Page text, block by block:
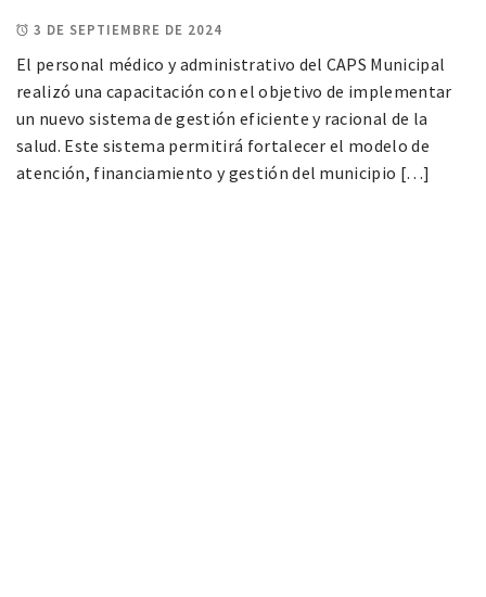
3 DE SEPTIEMBRE DE 2024
El personal médico y administrativo del CAPS Municipal
realizó una capacitación con el objetivo de implementar
un nuevo sistema de gestión eficiente y racional de la
salud. Este sistema permitirá fortalecer el modelo de
atención, financiamiento y gestión del municipio […]